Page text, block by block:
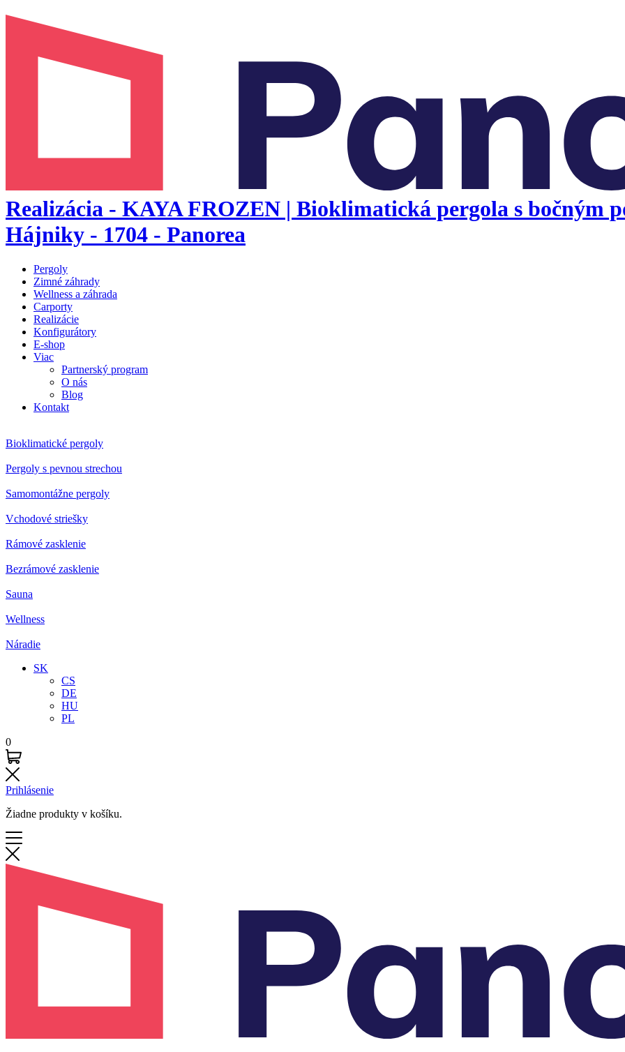
Realizácia - KAYA FROZEN | Bioklimatická pergola s bočným
Hájniky - 1704 - Panorea
Pergoly
Zimné záhrady
Wellness a záhrada
Carporty
Realizácie
Konfigurátory
E-shop
Viac
Partnerský program
O nás
Blog
Kontakt
Bioklimatické pergoly
Pergoly s pevnou strechou
Samomontážne pergoly
Vchodové striešky
Rámové zasklenie
Bezrámové zasklenie
Sauna
Wellness
Náradie
SK
CS
DE
HU
PL
0
Prihlásenie
Žiadne produkty v košíku.